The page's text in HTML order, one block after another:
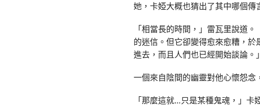
她，卡婭大概也猜出了其中哪個傳
「相當長的時間，」雷瓦里說道
的迷信。但它卻變得愈來愈糟，
進去，而且人們也已經開始談論。」
一個來自陰間的幽靈對他心懷怨念
「那麼這就…只是某種鬼魂，」卡